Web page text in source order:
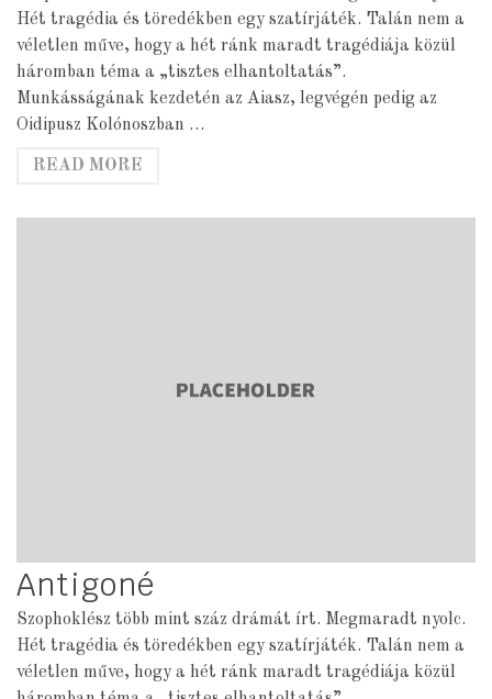
Hét tragédia és töredékben egy szatírjáték. Talán nem a
véletlen műve, hogy a hét ránk maradt tragédiája közül
háromban téma a „tisztes elhantoltatás”.
Munkásságának kezdetén az Aiasz, legvégén pedig az
Oidipusz Kolónoszban …
READ MORE
Antigoné
Szophoklész több mint száz drámát írt. Megmaradt nyolc.
Hét tragédia és töredékben egy szatírjáték. Talán nem a
véletlen műve, hogy a hét ránk maradt tragédiája közül